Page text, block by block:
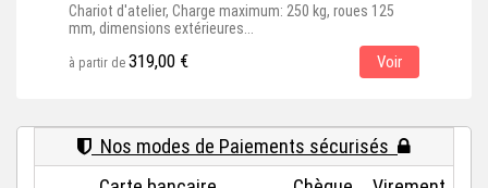
Chariot d'atelier, Charge maximum: 250 kg, roues 125
mm, dimensions extérieures...
à partir de 319,00 € Voir
Nos modes de Paiements sécurisés